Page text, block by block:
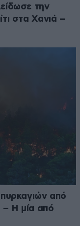
την
στα Χανιά –
από
– Η μία από